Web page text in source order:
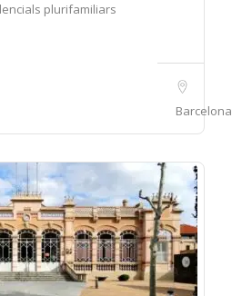
plurifamiliars
Barcelona